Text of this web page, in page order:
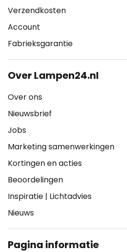
Verzendkosten
Account
Fabrieksgarantie
Over Lampen24.nl
Over ons
Nieuwsbrief
Jobs
Marketing samenwerkingen
Kortingen en acties
Beoordelingen
Inspiratie | Lichtadvies
Nieuws
Pagina informatie